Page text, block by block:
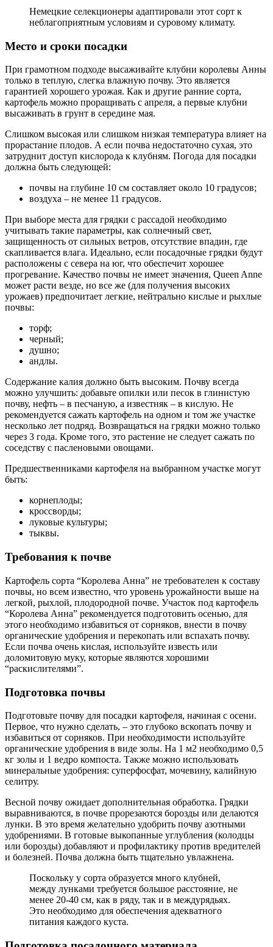
Немецкие селекционеры адаптировали этот сорт к
неблагоприятным условиям и суровому климату.
Место и сроки посадки
При грамотном подходе высаживайте клубни королевы Анны
только в теплую, слегка влажную почву. Это является
гарантией хорошего урожая. Как и другие ранние сорта,
картофель можно проращивать с апреля, а первые клубни
высаживать в грунт в середине мая.
Слишком высокая или слишком низкая температура влияет на
прорастание плодов. А если почва недостаточно сухая, это
затруднит доступ кислорода к клубням. Погода для посадки
должна быть следующей:
почвы на глубине 10 см составляет около 10 градусов;
воздуха – не менее 11 градусов.
При выборе места для грядки с рассадой необходимо
учитывать такие параметры, как солнечный свет,
защищенность от сильных ветров, отсутствие впадин, где
скапливается влага. Идеально, если посадочные грядки будут
расположены с севера на юг, что обеспечит хорошее
прогревание. Качество почвы не имеет значения, Queen Anne
может расти везде, но все же (для получения высоких
урожаев) предпочитает легкие, нейтрально кислые и рыхлые
почвы:
торф;
черный;
душно;
андлы.
Содержание калия должно быть высоким. Почву всегда
можно улучшить: добавьте опилки или песок в глинистую
почву, нефть – в песчаную, а известняк – в кислую. Не
рекомендуется сажать картофель на одном и том же участке
несколько лет подряд. Возвращаться на грядки можно только
через 3 года. Кроме того, это растение не следует сажать по
соседству с пасленовыми овощами.
Предшественниками картофеля на выбранном участке могут
быть:
корнеплоды;
кроссворды;
луковые культуры;
тыквы.
Требования к почве
Картофель сорта “Королева Анна” не требователен к составу
почвы, но всем известно, что уровень урожайности выше на
легкой, рыхлой, плодородной почве. Участок под картофель
“Королева Анна” рекомендуется подготовить осенью, для
этого необходимо избавиться от сорняков, внести в почву
органические удобрения и перекопать или вспахать почву.
Если почва очень кислая, используйте известь или
доломитовую муку, которые являются хорошими
“раскислителями”.
Подготовка почвы
Подготовьте почву для посадки картофеля, начиная с осени.
Первое, что нужно сделать, – это глубоко вскопать почву и
избавиться от сорняков. При необходимости используйте
органические удобрения в виде золы. На 1 м2 необходимо 0,5
кг золы и 1 ведро компоста. Также можно использовать
минеральные удобрения: суперфосфат, мочевину, калийную
селитру.
Весной почву ожидает дополнительная обработка. Грядки
выравниваются, в почве прорезаются борозды или делаются
лунки. В это время желательно удобрить почву азотными
удобрениями. В готовые выкопанные углубления (колодцы
или борозды) добавляют и профилактику против вредителей
и болезней. Почва должна быть тщательно увлажнена.
Поскольку у сорта образуется много клубней,
между лунками требуется большое расстояние, не
менее 20-40 см, как в ряду, так и в междурядьях.
Это необходимо для обеспечения адекватного
питания каждого куста.